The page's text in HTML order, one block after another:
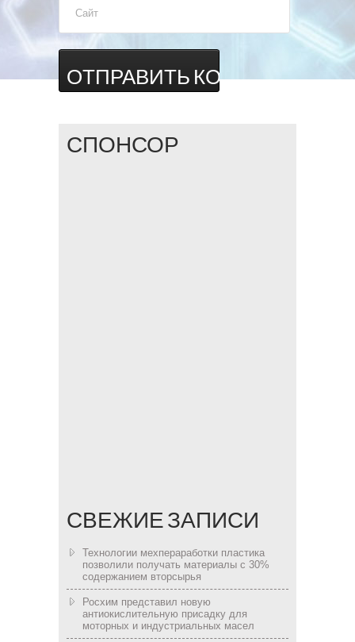
Сайт
СПОНСОР
СВЕЖИЕ ЗАПИСИ
Технологии мехпераработки пластика
позволили получать материалы с 30%
содержанием вторсырья
Росхим представил новую
антиокислительную присадку для
моторных и индустриальных масел